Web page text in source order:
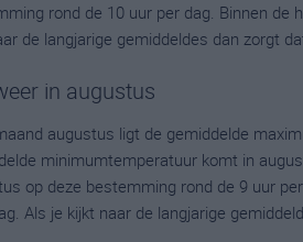
rond de 10 uur per dag. Binnen de
de langjarige gemiddeldes dan zorgt
in augustus
augustus ligt de gemiddelde
minimumtemperatuur komt in
op deze bestemming rond de 9 uur
Als je kijkt naar de langjarige